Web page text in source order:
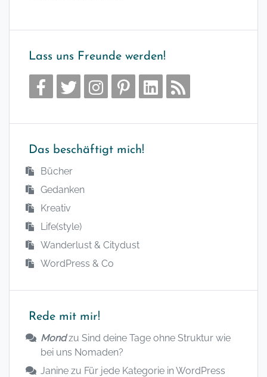
Lass uns Freunde werden!
Das beschäftigt mich!
Bücher
Gedanken
Kreativ
Life(style)
Wanderlust & Citydust
WordPress & Co
Rede mit mir!
Mondzu Sind deine Tage ohne Struktur wie
bei uns Nomaden?
Janine zu Für jede Kategorie in WordPress